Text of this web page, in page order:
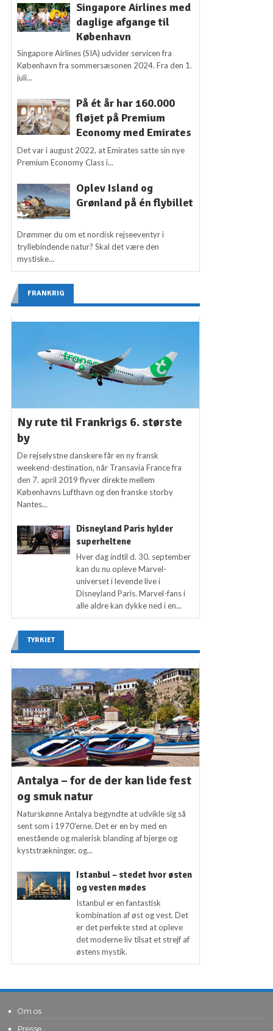
Singapore Airlines med
daglige afgange til
København
Singapore Airlines (SIA) udvider servicen fra
København fra sommersæsonen 2024. Fra den 1.
juli...
På ét år har 160.000
fløjet på Premium
Economy med Emirates
Det var i august 2022, at Emirates satte sin nye
Premium Economy Class i...
Oplev Island og
Grønland på én flybillet
Drømmer du om et nordisk rejseeventyr i
tryllebindende natur? Skal det være den
mystiske...
FRANKRIG
Ny rute til Frankrigs 6. største
by
De rejselystne danskere får en ny fransk
weekend-destination, når Transavia France fra
den 7. april 2019 flyver direkte mellem
Københavns Lufthavn og den franske storby
Nantes...
Disneyland Paris hylder
superheltene
Hver dag indtil d. 30. september
kan du nu opleve Marvel-
universet i levende live i
Disneyland Paris. Marvel-fans i
alle aldre kan dykke ned i en...
TYRKIET
Antalya – for de der kan lide fest
og smuk natur
Naturskønne Antalya begyndte at udvikle sig så
sent som i 1970’erne. Det er en by med en
enestående og malerisk blanding af bjerge og
kyststrækninger, og...
Istanbul – stedet hvor østen
og vesten mødes
Istanbul er en fantastisk
kombination af øst og vest. Det
er det perfekte sted at opleve
det moderne liv tilsat et strejf af
østens mystik.
Om os
Presse